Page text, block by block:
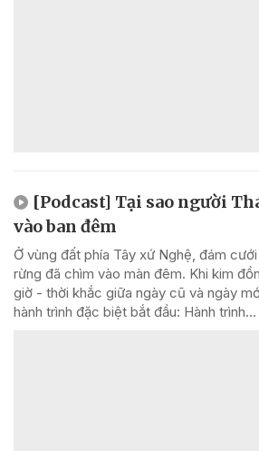
[Podcast] Tại sao người
vào ban đêm
Ở vùng đất phía Tây xứ Nghệ, đám
rừng đã chìm vào màn đêm. Khi kim
giờ - thời khắc giữa ngày cũ và ngày
hành trình đặc biệt bắt đầu: Hành trình...